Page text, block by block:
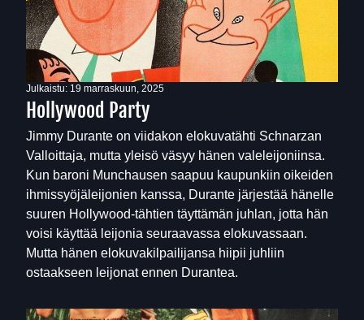
Julkaistu: 19 marraskuun, 2025
Hollywood Party
Jimmy Durante on viidakon elokuvatähti Schnarzan
Valloittaja, mutta yleisö väsyy hänen valeleijoniinsa.
Kun baroni Munchausen saapuu kaupunkiin oikeiden
ihmissyöjäleijonien kanssa, Durante järjestää hänelle
suuren Hollywood-tähtien täyttämän juhlan, jotta hän
voisi käyttää leijonia seuraavassa elokuvassaan.
Mutta hänen elokuvakilpailijansa hiipii juhliin
ostaakseen leijonat ennen Durantea.